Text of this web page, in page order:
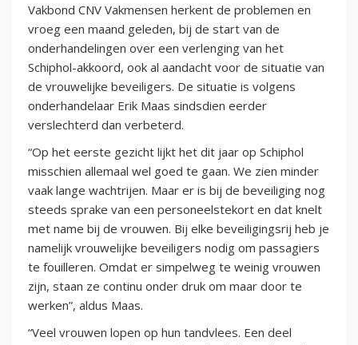
Vakbond CNV Vakmensen herkent de problemen en
vroeg een maand geleden, bij de start van de
onderhandelingen over een verlenging van het
Schiphol-akkoord, ook al aandacht voor de situatie van
de vrouwelijke beveiligers. De situatie is volgens
onderhandelaar Erik Maas sindsdien eerder
verslechterd dan verbeterd.
“Op het eerste gezicht lijkt het dit jaar op Schiphol
misschien allemaal wel goed te gaan. We zien minder
vaak lange wachtrijen. Maar er is bij de beveiliging nog
steeds sprake van een personeelstekort en dat knelt
met name bij de vrouwen. Bij elke beveiligingsrij heb je
namelijk vrouwelijke beveiligers nodig om passagiers
te fouilleren. Omdat er simpelweg te weinig vrouwen
zijn, staan ze continu onder druk om maar door te
werken”, aldus Maas.
“Veel vrouwen lopen op hun tandvlees. Een deel